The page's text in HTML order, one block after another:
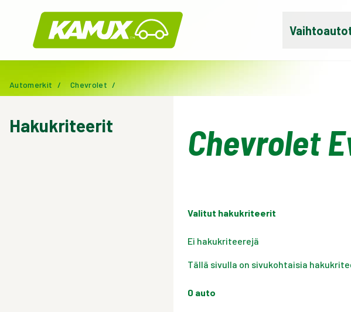
Kamux
Automerkit / Chevrolet /
Hakukriteerit Chevrolet
Valitut hakukriteerit
Ei hakukriteerejä
Tällä sivulla on sivukohtaisia
0 auto